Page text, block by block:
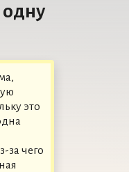
это
за чего